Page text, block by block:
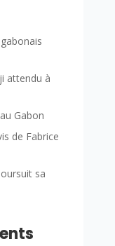
attendu à
Gabon
de Fabrice
sa